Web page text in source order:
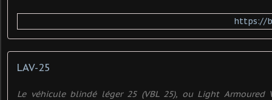
https://
LAV-25
Le véhicule blindé léger 25 (VBL 25), ou Light Armoured